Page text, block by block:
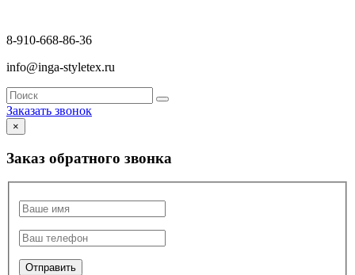
8-910-668-86-36
info@inga-styletex.ru
Заказать звонок
×
Заказ обратного звонка